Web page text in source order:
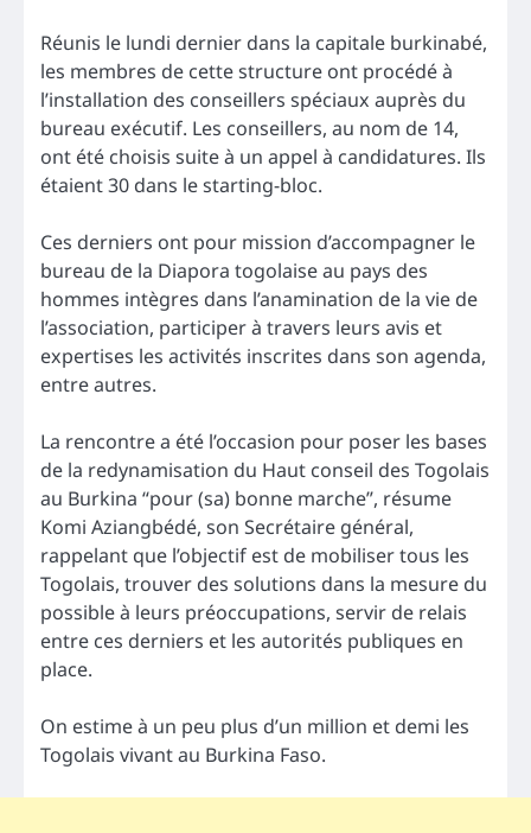
Réunis le lundi dernier dans la capitale burkinabé,
les membres de cette structure ont procédé à
l’installation des conseillers spéciaux auprès du
bureau exécutif. Les conseillers, au nom de 14,
ont été choisis suite à un appel à candidatures. Ils
étaient 30 dans le starting-bloc.
Ces derniers ont pour mission d’accompagner le
bureau de la Diapora togolaise au pays des
hommes intègres dans l’anamination de la vie de
l’association, participer à travers leurs avis et
expertises les activités inscrites dans son agenda,
entre autres.
La rencontre a été l’occasion pour poser les bases
de la redynamisation du Haut conseil des Togolais
au Burkina “pour (sa) bonne marche”, résume
Komi Aziangbédé, son Secrétaire général,
rappelant que l’objectif est de mobiliser tous les
Togolais, trouver des solutions dans la mesure du
possible à leurs préoccupations, servir de relais
entre ces derniers et les autorités publiques en
place.
On estime à un peu plus d’un million et demi les
Togolais vivant au Burkina Faso.